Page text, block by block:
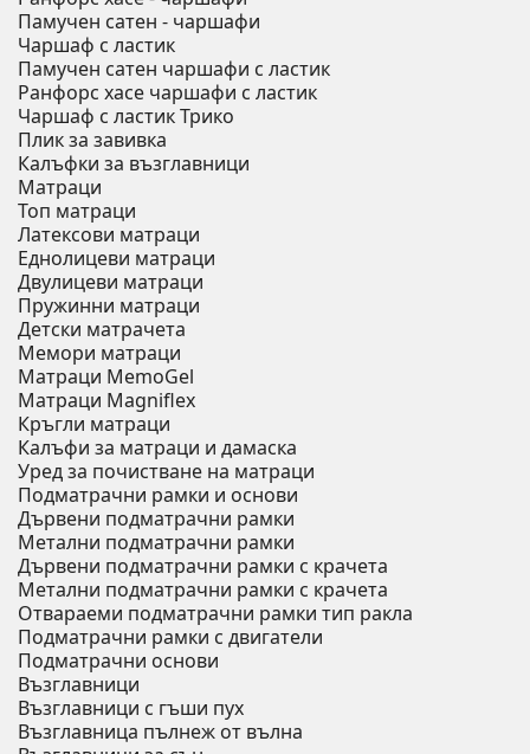
Памучен сатен - чаршафи
Чаршаф с ластик
Памучен сатен чаршафи с ластик
Ранфорс хасе чаршафи с ластик
Чаршаф с ластик Трико
Плик за завивкa
Калъфки за възглавници
Матраци
Топ матраци
Латексови матраци
Еднолицеви матраци
Двулицеви матраци
Пружинни матраци
Детски матрачета
Мемори матраци
Mатраци MemoGel
Матраци Мagniflex
Кръгли матраци
Калъфи за матраци и дамаска
Уред за почистване на матраци
Подматрачни рамки и основи
Дървени подматрачни рамки
Метални подматрачни рамки
Дървени подматрачни рамки с крачета
Метални подматрачни рамки с крачета
Отвараеми подматрачни рамки тип ракла
Подматрачни рамки с двигатели
Подматрачни основи
Възглавници
Възглавници с гъши пух
Възглавница пълнеж от вълна